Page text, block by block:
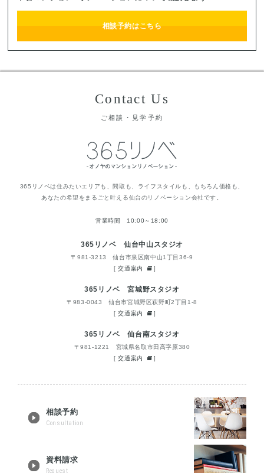
相談予約はこちら
Contact Us
ご相談・見学予約
365リノベは住みたいエリアも、間取も、ライフスタイルも、もちろん価格も、
あなたの希望をまるごと叶える仙台のリノベーション会社です。
営業時間 10:00～18:00
365リノベ 仙台中山スタジオ
〒981-3213 仙台市泉区南中山1丁目36-9
[交通案内 ]
365リノベ 宮城野スタジオ
〒983-0043 仙台市宮城野区萩野町2丁目1-8
[交通案内 ]
365リノベ 仙台南スタジオ
〒981-1221 宮城県名取市田高字原380
[交通案内 ]
相談予約
Consultation
資料請求
Request